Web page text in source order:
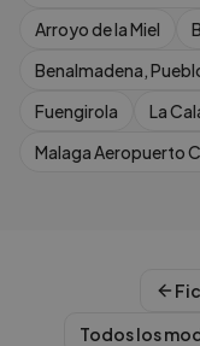
Arroyo de la Miel
Benalmadena,
Fuengirola
La
Malaga Aeropuerto
Todos los